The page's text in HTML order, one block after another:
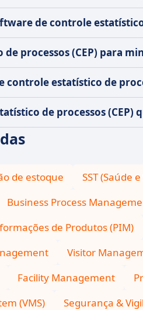
de controle estatístico
processos (CEP) para
estatístico de
de processos (CEP)
de estoque
SST (Saúde
Business Process
de Produtos (PIM)
Visitor
Facility Management
(VMS) Segurança &